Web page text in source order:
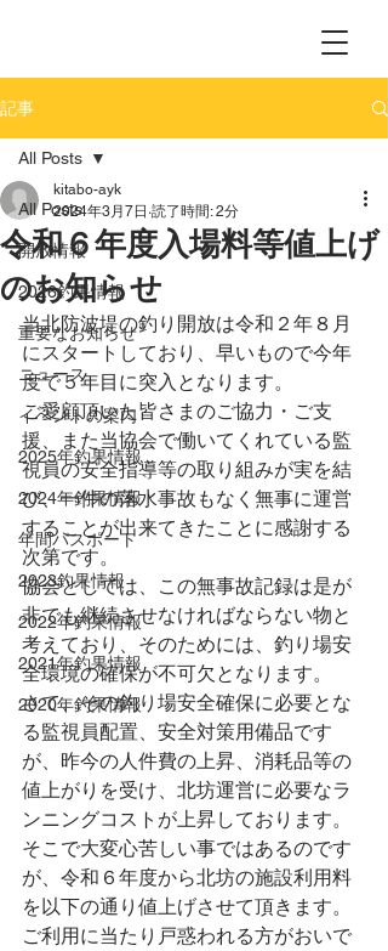
記事
All Posts
開放情報
2026釣果情報
重要なお知らせ
ニュース
イベントの案内
2025年釣果情報
2024年釣果情報
年間パスポート
2023釣果情報
2022年釣果情報
2021年釣果情報
2020年釣果情報
All Posts
令和６年度入場料等値上げ
のお知らせ
kitabo-ayk
2024年3月7日 読了時間: 2分
当北防波堤の釣り開放は令和２年８月
にスタートしており、早いもので今年
度で５年目に突入となります。
ご愛顧頂いた皆さまのご協力・ご支
援、また当協会で働いてくれている監
視員の安全指導等の取り組みが実を結
び、一件の落水事故もなく無事に運営
することが出来てきたことに感謝する
次第です。
協会としては、この無事故記録は是が
非でも継続させなければならない物と
考えており、そのためには、釣り場安
全環境の確保が不可欠となります。
さて、その釣り場安全確保に必要とな
る監視員配置、安全対策用備品です
が、昨今の人件費の上昇、消耗品等の
値上がりを受け、北坊運営に必要なラ
ンニングコストが上昇しております。
そこで大変心苦しい事ではあるのです
が、令和６年度から北坊の施設利用料
を以下の通り値上げさせて頂きます。
ご利用に当たり戸惑われる方がおいで